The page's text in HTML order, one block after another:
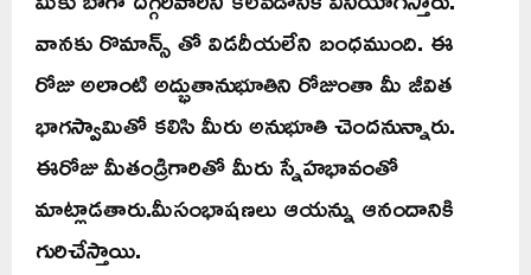
వానకు రొమాన్స్ తో విడదీయలేని బంధముంది. ఈ
రోజు అలాంటి అద్భుతానుభూతిని రోజుంతా మీ జీవిత
భాగస్వామితో కలిసి మీరు అనుభూతి చెందనున్నారు.
ఈరోజు మీతండ్రిగారితో మీరు స్నేహభావంతో
మాట్లాడతారు.మీసంభాషణలు ఆయన్ను ఆనందానికి
గురిచేస్తాయి.